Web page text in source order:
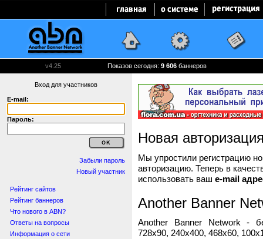
v4.25 Показов сегодня: 9 606 баннеров
Вход для участников
E-mail:
Пароль:
Забыли пароль
Новый участник
Рейтинг сайтов
Рейтинг баннеров
Что нового в ABN?
Ответы на вопросы
Информация о сети
Новая
Мы упростили регистрацию
авторизацию. Теперь в
использовать ваш e-mail
Another Banner
Another Banner Network -
728x90, 240x400, 468x60,